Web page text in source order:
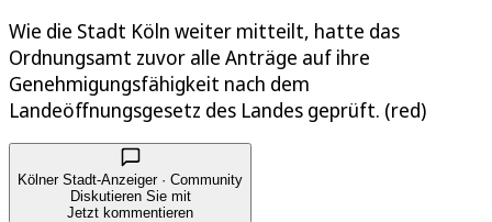
Wie die Stadt Köln weiter mitteilt, hatte das
Ordnungsamt zuvor alle Anträge auf ihre
Genehmigungsfähigkeit nach dem
Landeöffnungsgesetz des Landes geprüft. (red)
Kölner Stadt-Anzeiger · Community
Diskutieren Sie mit
Jetzt kommentieren